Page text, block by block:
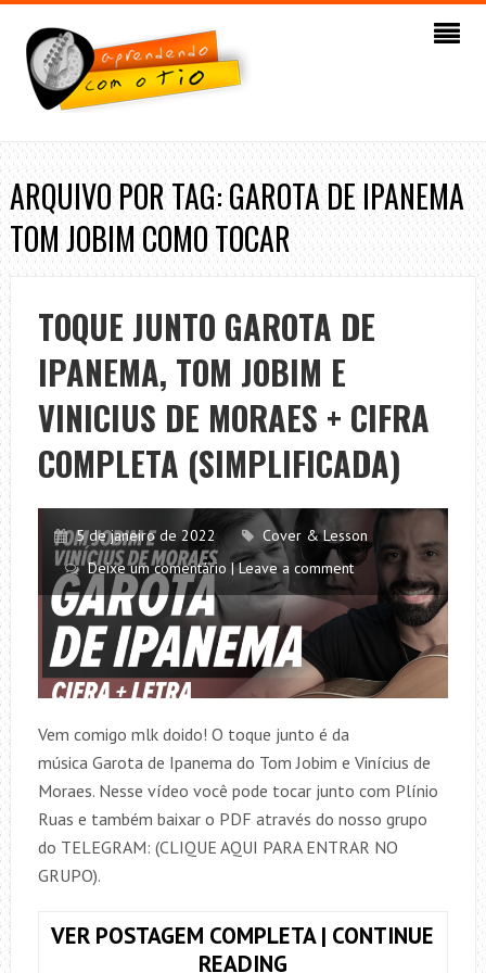
ARQUIVO POR TAG: GAROTA DE IPANEMA
TOM JOBIM COMO TOCAR
TOQUE JUNTO GAROTA DE
IPANEMA, TOM JOBIM E
VINICIUS DE MORAES + CIFRA
COMPLETA (SIMPLIFICADA)
5 de janeiro de 2022
Cover & Lesson
Deixe um comentário | Leave a comment
Vem comigo mlk doido! O toque junto é da
música Garota de Ipanema do Tom Jobim e Vinícius de
Moraes. Nesse vídeo você pode tocar junto com Plínio
Ruas e também baixar o PDF através do nosso grupo
do TELEGRAM: (CLIQUE AQUI PARA ENTRAR NO
GRUPO).
VER POSTAGEM COMPLETA | CONTINUE
READINGTOQUE